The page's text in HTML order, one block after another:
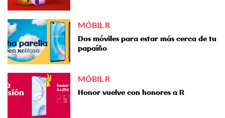
MÓBIL R
Dos móviles para estar más cerca de tu
papaíño
MÓBIL R
Honor vuelve con honores a R